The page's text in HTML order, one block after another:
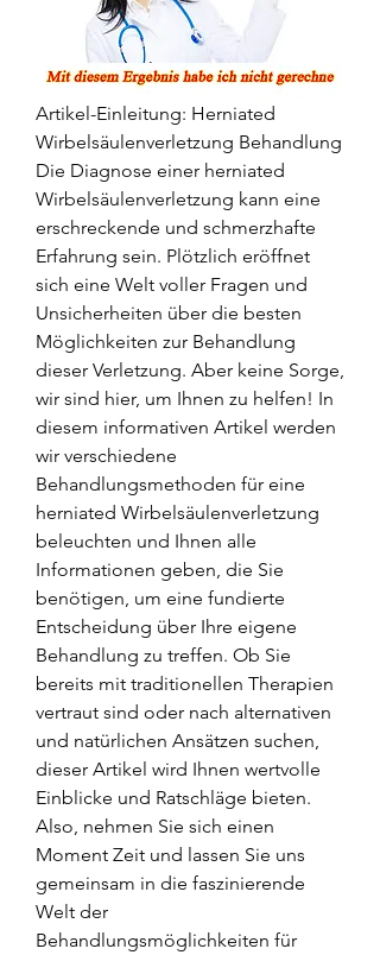
Artikel-Einleitung: Herniated
Wirbelsäulenverletzung Behandlung
Die Diagnose einer herniated
Wirbelsäulenverletzung kann eine
erschreckende und schmerzhafte
Erfahrung sein. Plötzlich eröffnet
sich eine Welt voller Fragen und
Unsicherheiten über die besten
Möglichkeiten zur Behandlung
dieser Verletzung. Aber keine Sorge,
wir sind hier, um Ihnen zu helfen! In
diesem informativen Artikel werden
wir verschiedene
Behandlungsmethoden für eine
herniated Wirbelsäulenverletzung
beleuchten und Ihnen alle
Informationen geben, die Sie
benötigen, um eine fundierte
Entscheidung über Ihre eigene
Behandlung zu treffen. Ob Sie
bereits mit traditionellen Therapien
vertraut sind oder nach alternativen
und natürlichen Ansätzen suchen,
dieser Artikel wird Ihnen wertvolle
Einblicke und Ratschläge bieten.
Also, nehmen Sie sich einen
Moment Zeit und lassen Sie uns
gemeinsam in die faszinierende
Welt der
Behandlungsmöglichkeiten für